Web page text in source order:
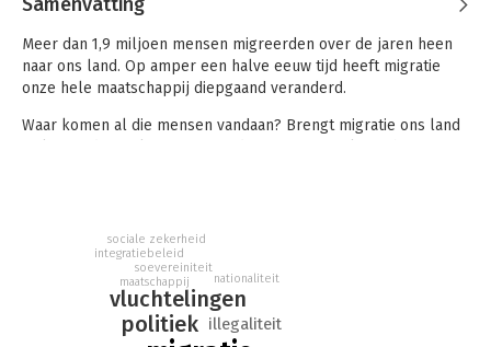
Meer dan 1,9 miljoen mensen migreerden over de jaren heen
naar ons land. Op amper een halve eeuw tijd heeft migratie
onze hele maatschappij diepgaand veranderd.
Waar komen al die mensen vandaan? Brengt migratie ons land
In dit boek behandelen Theo Francken en Joren Vermeersch 24
van die pertinente vragen. Vragen over asiel en
gezinshereniging, over terugkeer en regularisering, over de
impact van migratie op onze sociale zekerheid en de discussie
over het Marrakeshpact, die leidde tot de val van de regering-
politiek
vluchtelingen
illegaliteit
maatschappij
soevereiniteit
nationaliteit
integratiebeleid
sociale zekerheid